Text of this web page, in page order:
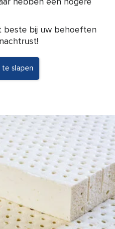
beste bij uw behoeften
te slapen